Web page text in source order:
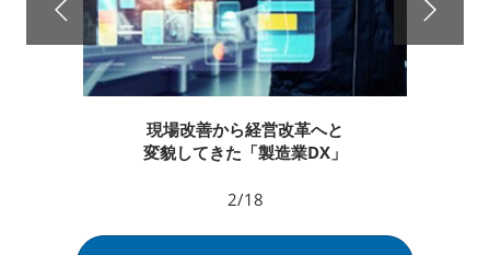
現場改善から経営改革へと
変貌してきた「製造業DX」
2/18